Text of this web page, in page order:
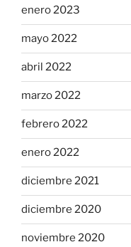
enero 2023
mayo 2022
abril 2022
marzo 2022
febrero 2022
enero 2022
diciembre 2021
diciembre 2020
noviembre 2020